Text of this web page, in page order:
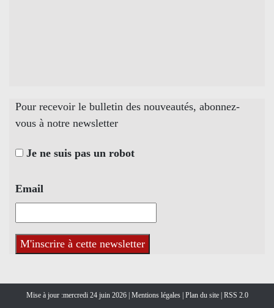
Pour recevoir le bulletin des nouveautés, abonnez-
vous à notre newsletter
Je ne suis pas un robot
Email
Mise à jour :mercredi 24 juin 2026 | Mentions légales Plan du site RSS 2.0